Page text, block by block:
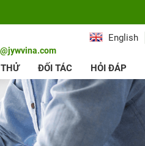
English
ĐỐI TÁC HỎI ĐÁP